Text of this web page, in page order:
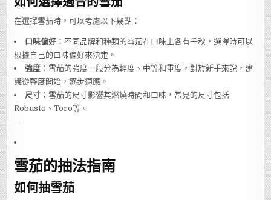
在選擇雪茄時，可以考慮以下幾點：
口味偏好 ：不同品牌和種類的雪茄在口味上各有千秋，選擇時可以
根據自己的口味偏好來決定。
強度 ：雪茄的強度一般分為輕度、中等和重度，對於新手來說，建
議從輕度開始，逐步適應。
尺寸 ：雪茄的尺寸影響其燃燒時間和口味，常見的尺寸包括
Robusto、Toro等。
—
雪茄的抽法指南
如何抽雪茄